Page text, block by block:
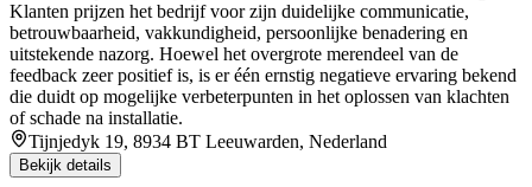
Klanten prijzen het bedrijf voor zijn duidelijke communicatie,
betrouwbaarheid, vakkundigheid, persoonlijke benadering en
uitstekende nazorg. Hoewel het overgrote merendeel van de
feedback zeer positief is, is er één ernstig negatieve ervaring bekend
die duidt op mogelijke verbeterpunten in het oplossen van klachten
of schade na installatie.
Tijnjedyk 19, 8934 BT Leeuwarden, Nederland
Bekijk details